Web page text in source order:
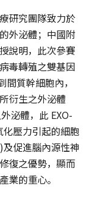
研究團隊致力於
外泌體；中國附
說明，此次參賽
毒轉殖之雙基因
質幹細胞內，
衍生之外泌體
泌體，此 EXO-
壓力引起的細胞
促進腦內源性神
復之優勢，顯而
業的重心。